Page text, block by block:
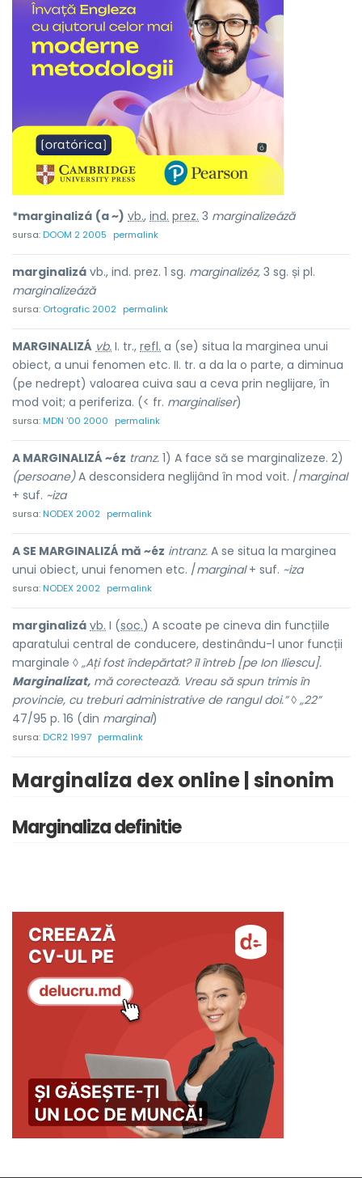
*marginalizá (a ~) vb., ind. prez. 3 marginalizeáză
sursa:DOOM 2 2005 permalink
marginalizá vb., ind. prez. 1 sg. marginalizéz, 3 sg. și pl.
marginalizeáză
sursa: Ortografic 2002 permalink
MARGINALIZÁ vb. I. tr., refl. a (se) situa la marginea unui
obiect, a unui fenomen etc. II. tr. a da la o parte, a diminua
(pe nedrept) valoarea cuiva sau a ceva prin neglijare, în
mod voit; a periferiza. (< fr. marginaliser)
sursa:MDN '00 2000 permalink
A MARGINALIZÁ ~éz tranz. 1) A face să se marginalizeze. 2)
(persoane)A desconsidera neglijând în mod voit. /marginal
+ suf. ~iza
sursa:NODEX 2002 permalink
A SE MARGINALIZÁ mă ~éz intranz. A se situa la marginea
unui obiect, unui fenomen etc. /marginal+ suf. ~iza
sursa:NODEX 2002 permalink
marginalizá vb. I (soc.) A scoate pe cineva din funcțiile
aparatului central de conducere, destinându-l unor funcții
marginale ◊ „Ați fost îndepărtat? îl întreb [pe Ion Iliescu].
Marginalizat, mă corectează. Vreau să spun trimis în
provincie, cu treburi administrative de rangul doi.” ◊ „22”
47/95 p. 16 (din marginal)
sursa:DCR2 1997 permalink
Marginaliza dex online | sinonim
Marginaliza definitie